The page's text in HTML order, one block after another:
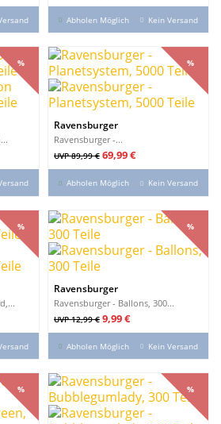
Abholen Möglich Kein Versand
%
Ravensburger
Ravensburger -...
Verkaufspreis
UVP 89,99 €
%
Preis
69,99 €
%
Abholen Möglich Kein Versand
%
Ravensburger
Ravensburger - Ballons, 300...
Verkaufspreis
UVP 12,99 €
%
Preis
9,99 €
%
Abholen Möglich Kein Versand
% %
%